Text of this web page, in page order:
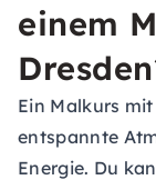
einem
Ein Malkurs
entspannte
Energie. Du